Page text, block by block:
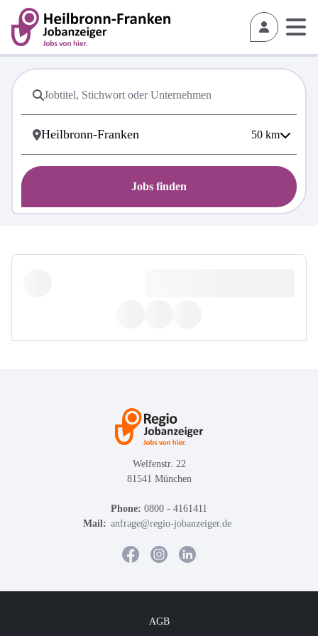
50 km
Jobs finden
Welfenstr. 22
81541 München
Phone: 0800 - 4161411
Mail: anfrage@regio-jobanzeiger.de
AGB